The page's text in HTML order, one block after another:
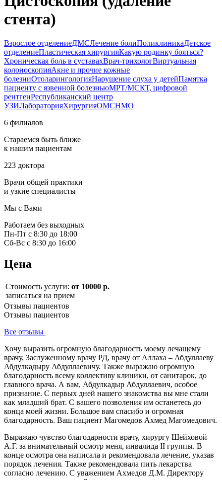
стента)
Взрослое отделениеДМСЛечение болиПоликлиникаДетское
отделениеПластическая хирургияКакую родинку бояться?
Хроническая боль в суставахВрач-трихологВиртуальная
колоноскопияАкне и прочие кожные
болезниОтоларингологияНарушение слуха у детейПамятка
пациенту с язвенной болезньюМРТ/МСКТ, цифровой
рентгенРеспубликанский центр
УЗИЛабораторияХирургияОМСНМО
6 филиалов
Стараемся быть ближе
к нашим пациентам
223 доктора
Врачи общей практики
и узкие специалисты
Мы с Вами
Работаем без выходных
Пн-Пт с 8:30 до 18:00
Сб-Вс с 8:30 до 16:00
Цена
Стоимость услуги: от 10000 р.
записаться на прием
Отзывы пациентов
Отзывы пациентов
Все отзывы
Хочу выразить огромную благодарность моему лечащему
врачу, Заслуженному врачу РД, врачу от Аллаха – Абдуллаеву
Абдулкадыру Абдуллаевичу. Также выражаю огромную
благодарность всему коллективу клиники, от санитарок, до
главного врача. А вам, Абдулкадыр Абдуллаевич, особое
признание. С первых дней нашего знакомства вы мне стали
как младший брат. С вашего позволения им останетесь до
конца моей жизни. Большое вам спасибо и огромная
благодарность. Ваш пациент Магомедов Ахмед Магомедович.
Выражаю чувство благодарности врачу, хирургу Шейховой
А.Г. за внимательный осмотр меня, инвалида II группы. В
конце осмотра она написала и рекомендовала лечение, указав
порядок лечения. Также рекомендовала пить лекарства
согласно лечению. С уважением Ахмедов Д.М. Директору